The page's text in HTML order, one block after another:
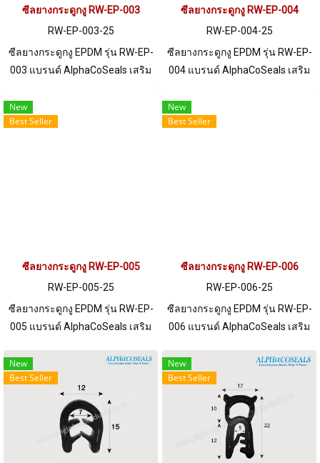
ซีลยางกระดูกงู RW-EP-003
RW-EP-003-25
ซีลยางกระดูกงู EPDM รุ่น RW-EP-
003 แบรนด์ AlphaCoSeals เสริม
แผ่น 1-4 mm. ราคาสินค้าขึ้นอยู่
กับจำนวนสั่งซื้อ หากต้องการสั่งซื้อ
ซีลยางกระดูกงู RW-EP-004
RW-EP-004-25
ซีลยางกระดูกงู EPDM รุ่น RW-EP-
004 แบรนด์ AlphaCoSeals เสริม
แผ่น 1-5 mm. ราคาสินค้าขึ้นอยู่
กับจำนวนสั่งซื้อ หากต้องการสั่งซื้อ
New
Best Seller
ซีลยางกระดูกงู RW-EP-005
RW-EP-005-25
ซีลยางกระดูกงู EPDM รุ่น RW-EP-
005 แบรนด์ AlphaCoSeals เสริม
แผ่น 1-6 mm. ราคาสินค้าขึ้นอยู่
กับจำนวนสั่งซื้อ หากต้องการสั่งซื้อ
จำนวนมากกว่า 250 เมตร หรือ
ต้องการขอใบเสนอราคา กรุณา
ติดต่อ LINE: @ptiglobal
New
Best Seller
ซีลยางกระดูกงู RW-EP-006
RW-EP-006-25
ซีลยางกระดูกงู EPDM รุ่น RW-EP-
006 แบรนด์ AlphaCoSeals เสริม
แผ่น 1-4 mm. ราคาสินค้าขึ้นอยู่
กับจำนวนสั่งซื้อ หากต้องการสั่งซื้อ
จำนวนมากกว่า 250 เมตร หรือ
ต้องการขอใบเสนอราคา กรุณา
ติดต่อ LINE: @ptiglobal
New
Best Seller
New
Best Seller